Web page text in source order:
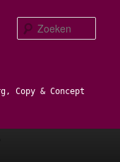
Copy & Concept